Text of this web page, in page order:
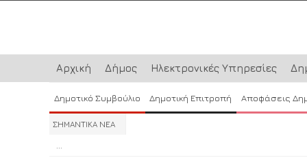
Αρχική Δήμος Ηλεκτρονικές Υπηρεσίες
Δημοτικό Συμβούλιο Δημοτική Επιτροπή Αποφάσεις
ΣΗΜΑΝΤΙΚΑ ΝΕΑ
...